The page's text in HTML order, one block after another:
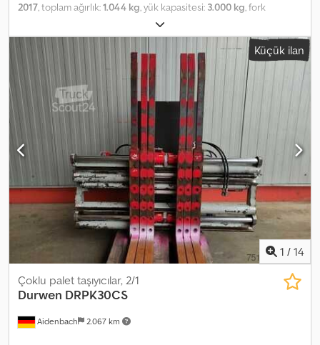
2017, toplam ağırlık:1.044 kg, yük kapasitesi: 3.000 kg, fork
, çatalların kalınlığı:
ürün genişliği (maks.):1.630 mm, Ara satış ve değişiklik hakkı
saklıdır! Codpsw Atapjfx An Ujha
Küçük ilan
1 / 14
Aidenbach 2.067 km
Çoklu palet taşıyıcılar, 2/1
Durwen DRPK30CS